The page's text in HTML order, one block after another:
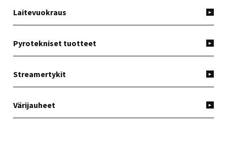
Laitevuokraus
Pyrotekniset tuotteet
Streamertykit
Värijauheet